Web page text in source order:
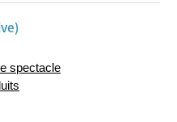
spectacle